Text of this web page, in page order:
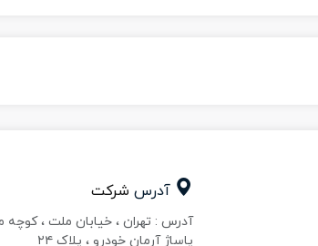
آدرس شرکت
آدرس : تهران ، خیابان ملت ، کوچه
پاساژ آرمان خودرو ، پلاک ۲۴